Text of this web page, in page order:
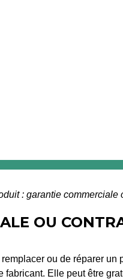
: garantie commerciale
OU
ou de réparer un
fabricant. Elle peut être